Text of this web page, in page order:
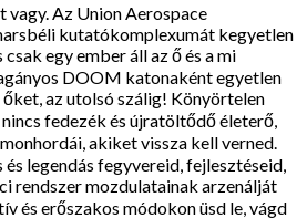
vagy. Az Union Aerospace
kutatókomplexumát kegyetlen
egy ember áll az ő és a mi
DOOM katonaként egyetlen
az utolsó szálig! Könyörtelen
fedezék és újratöltődő életerő,
akiket vissza kell verned.
legendás fegyvereid, fejlesztéseid,
rendszer mozdulatainak arzenálját
és erőszakos módokon üsd le, vágd